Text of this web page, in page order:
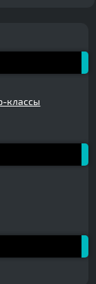
классы